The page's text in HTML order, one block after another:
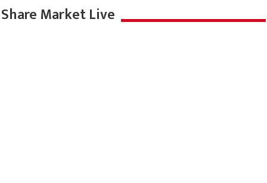
Share Market Live